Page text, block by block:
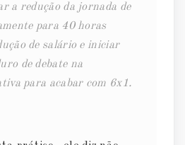
a redução da jornada de
para 40 horas
de salário e iniciar
de debate na
para acabar com 6x1.